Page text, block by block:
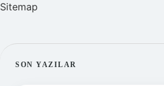
Sitemap
SIDEBAR
SON YAZILAR